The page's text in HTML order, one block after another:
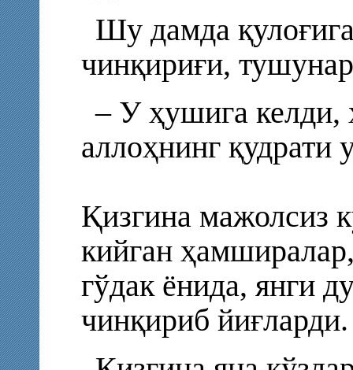
Шу дамда
чинқириғи,
– У ҳушига келди,
аллоҳнинг қудрати
Қизгина мажолсиз
кийган
гўдак ёнида, янги
чинқириб йиғларди.